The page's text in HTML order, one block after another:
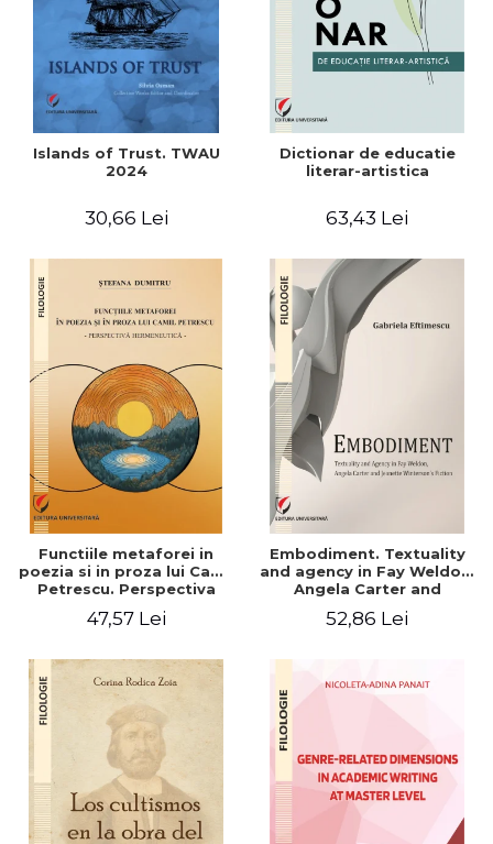
Islands of Trust. TWAU
2024
30,66 Lei
Dictionar de educatie
literar-artistica
63,43 Lei
Functiile metaforei in
poezia si in proza lui Camil
Petrescu. Perspectiva
47,57 Lei
Embodiment. Textuality
and agency in Fay Weldon,
Angela Carter and
fiction
52,86 Lei